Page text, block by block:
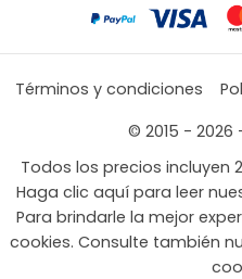
Términos y condiciones
© 2015 - 2026
Todos los precios incluyen
Haga clic aquí para leer
Para brindarle la mejor
cookies. Consulte también